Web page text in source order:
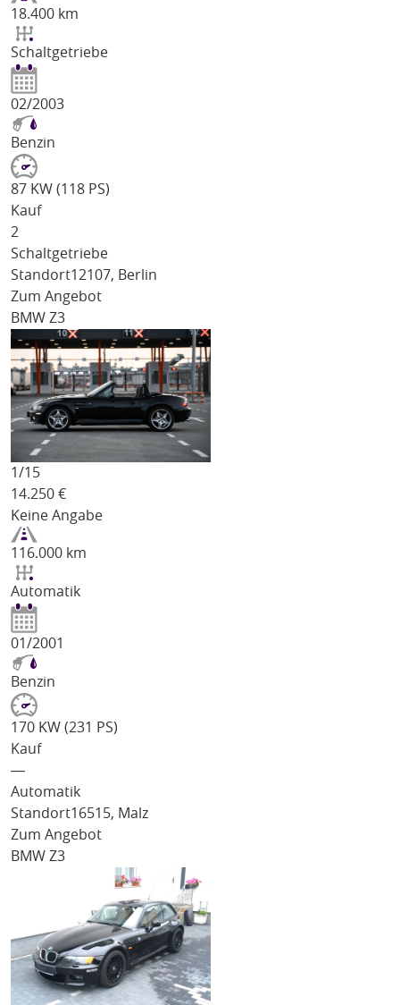
18.400 km
Schaltgetriebe
02/2003
Benzin
87 KW (118 PS)
Kauf
2
Schaltgetriebe
Standort12107, Berlin
Zum Angebot
BMW Z3
1/15
14.250 €
Keine Angabe
116.000 km
Automatik
01/2001
Benzin
170 KW (231 PS)
Kauf
―
Automatik
Standort16515, Malz
Zum Angebot
BMW Z3